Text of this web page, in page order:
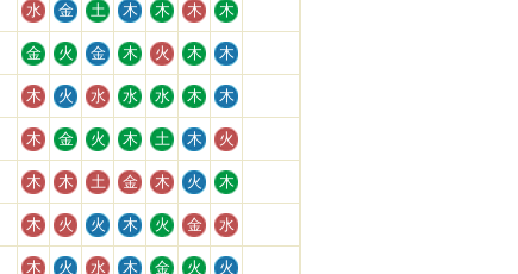
水 金 土 木 木 木 木
金 火 金 木 火 木 木
木 火 水 水 水 木 木
木 金 火 木 土 木 火
木 木 土 金 木 火 木
木 火 火 木 火 金 水
木 火 水 木 金 火 火